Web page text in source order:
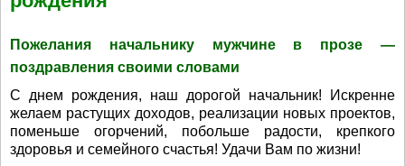
Пожелания начальнику мужчине в прозе —
поздравления своими словами
С днем рождения, наш дорогой начальник! Искренне
желаем растущих доходов, реализации новых проектов,
поменьше огорчений, побольше радости, крепкого
здоровья и семейного счастья! Удачи Вам по жизни!